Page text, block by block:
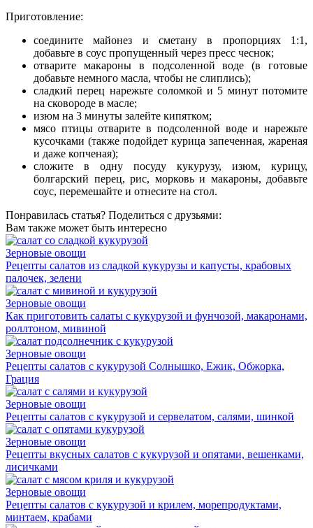
Приготовление:
соедините майонез и сметану в пропорциях 1:1,
добавьте в соус пропущенный через пресс чеснок;
отварите макароны в подсоленной воде (в готовые
добавьте немного масла, чтобы не слиплись);
сладкий перец нарежьте соломкой и 5 минут потомите
на сковороде в масле;
изюм на 3 минуты залейте кипятком;
мясо птицы отварите в подсоленной воде и нарежьте
кусочками (также подойдет курица запеченная, жареная
и даже копченая);
сложите в одну посуду кукурузу, изюм, курицу,
болгарский перец, рис, морковь и макароны, добавьте
соус, перемешайте и отнесите на стол.
Понравилась статья? Поделиться с друзьями:
Вам также может быть интересно
Зерновые овощи
Рецепты салатов из сладкой кукурузы и капусты, крабовых
палочек, зелени
Зерновые овощи
Как приготовить салаты с кукурузой и фунчозой, макаронами,
роллтоном, мивиной
Зерновые овощи
Рецепты салатов с кукурузой Солнышко, Ежик, Обжорка,
Грация
Зерновые овощи
Рецепты салатов с кукурузой и сервелатом, салями, шинкой
Зерновые овощи
Рецепты вкусных салатов с кукурузой и опятами, вешенками,
лисичками
Зерновые овощи
Рецепты салатов с кукурузой и крилем, морепродуктами,
минтаем, крабами